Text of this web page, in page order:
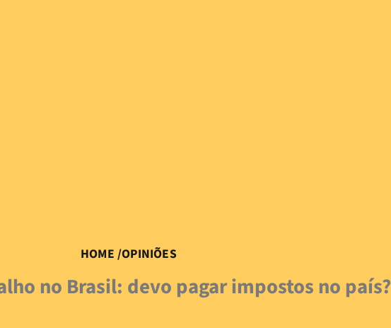
HOME /OPINIÕES
no Brasil: devo pagar impostos no país?